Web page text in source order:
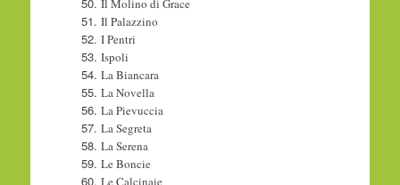
Il Molino di Grace
Il Palazzino
I Pentri
Ispoli
La Biancara
La Novella
La Pievuccia
La Segreta
La Serena
Le Boncie
Le Calcinaie